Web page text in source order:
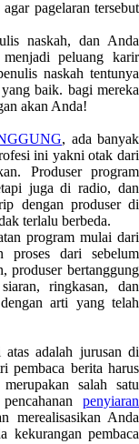
pagelaran tersebut
naskah, dan Anda
menjadi peluang karir
naskah tentunya
baik. bagi mereka
akan Anda!
, ada banyak
ini yakni otak dari
Produser program
juga di radio, dan
dengan produser di
terlalu berbeda.
program mulai dari
proses dari sebelum
produser bertanggung
ringkasan, dan
arti yang telah
adalah jurusan di
pembaca berita harus
salah satu
penyiaran
merealisasikan Anda
kekurangan pembaca